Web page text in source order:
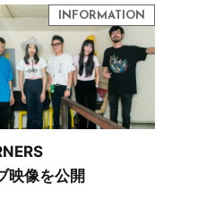
映像を公開